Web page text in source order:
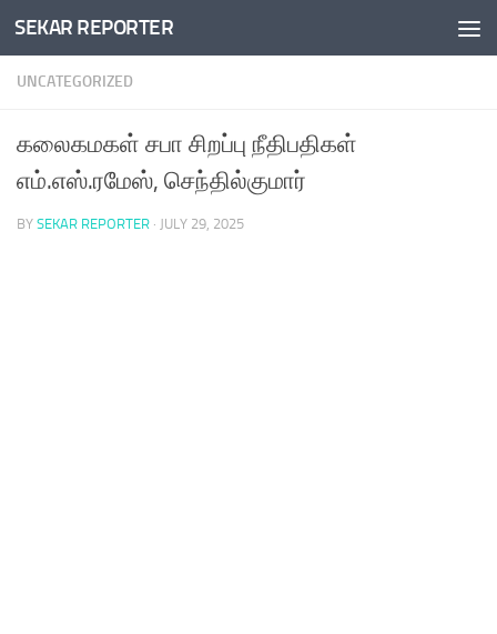
Skip to content
SEKAR REPORTER
UNCATEGORIZED
கலைகமகள் சபா சிறப்பு நீதிபதிகள்
எம்.எஸ்.ரமேஸ், செந்தில்குமார்
BY SEKAR REPORTER · JULY 29, 2025